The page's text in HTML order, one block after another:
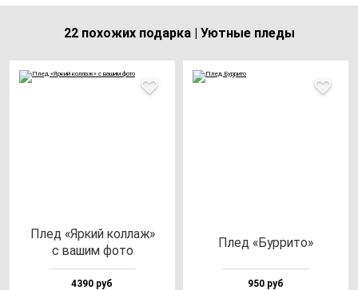
22 похожих подарка | Уютные пледы
Плед «Яркий кол­лаж»
с ва­шим фо­то
4390 руб
Плед «Бур­ри­то»
950 руб